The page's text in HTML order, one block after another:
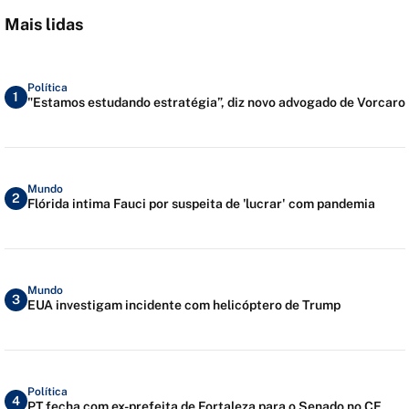
Mais lidas
1
Política
"Estamos estudando estratégia”, diz novo advogado de Vorcaro
2
Mundo
Flórida intima Fauci por suspeita de 'lucrar' com pandemia
3
Mundo
EUA investigam incidente com helicóptero de Trump
4
Política